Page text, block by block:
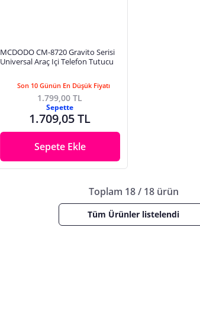
MCDODO CM-8720 Gravito Serisi
Universal Araç Içi Telefon Tutucu
Son 10 Günün En Düşük Fiyatı
1.799,00 TL
Sepette
1.709,05 TL
Sepete Ekle
Toplam 18 / 18 ürün
Tüm Ürünler listelendi